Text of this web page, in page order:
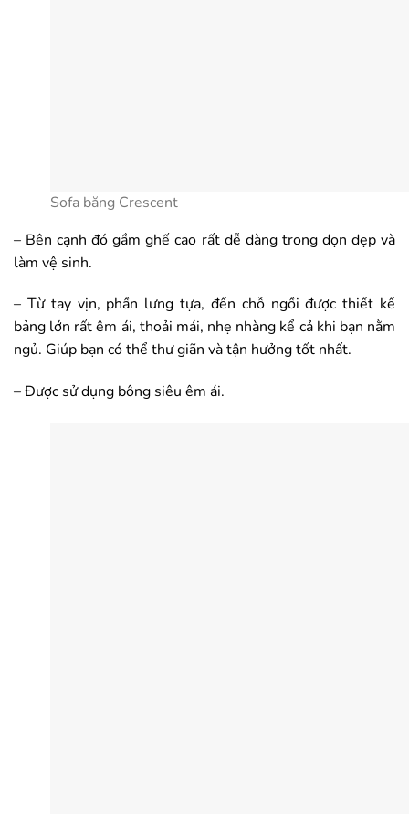
Sofa băng Crescent
– Bên cạnh đó gầm ghế cao rất dễ dàng trong dọn dẹp và
làm vệ sinh.
– Từ tay vịn, phần lưng tựa, đến chỗ ngồi được thiết kế
bảng lớn rất êm ái, thoải mái, nhẹ nhàng kể cả khi bạn nằm
ngủ. Giúp bạn có thể thư giãn và tận hưởng tốt nhất.
– Được sử dụng bông siêu êm ái.